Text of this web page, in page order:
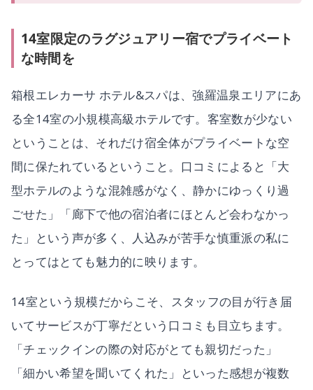
14室限定のラグジュアリー宿でプライベート
な時間を
箱根エレカーサ ホテル&スパは、強羅温泉エリアにあ
る全14室の小規模高級ホテルです。客室数が少ない
ということは、それだけ宿全体がプライベートな空
間に保たれているということ。口コミによると「大
型ホテルのような混雑感がなく、静かにゆっくり過
ごせた」「廊下で他の宿泊者にほとんど会わなかっ
た」という声が多く、人込みが苦手な慎重派の私に
とってはとても魅力的に映ります。
14室という規模だからこそ、スタッフの目が行き届
いてサービスが丁寧だという口コミも目立ちます。
「チェックインの際の対応がとても親切だった」
「細かい希望を聞いてくれた」といった感想が複数